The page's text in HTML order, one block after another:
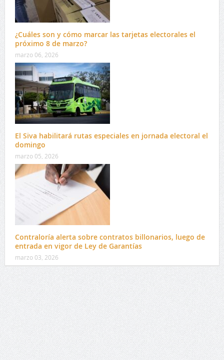
¿Cuáles son y cómo marcar las tarjetas electorales el
próximo 8 de marzo?
marzo 06, 2026
El Siva habilitará rutas especiales en jornada electoral el
domingo
marzo 05, 2026
Contraloría alerta sobre contratos billonarios, luego de
entrada en vigor de Ley de Garantías
marzo 03, 2026